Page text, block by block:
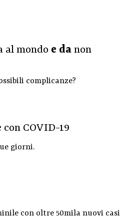
al mondo e da non
complicanze?
COVID-19
giorni.
con oltre 50mila nuovi casi